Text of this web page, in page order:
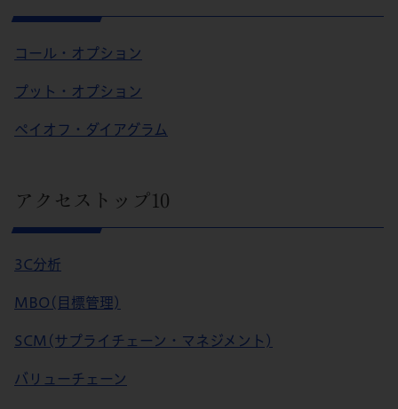
コール・オプション
プット・オプション
ペイオフ・ダイアグラム
アクセストップ10
3C分析
MBO(目標管理)
SCM(サプライチェーン・マネジメント)
バリューチェーン